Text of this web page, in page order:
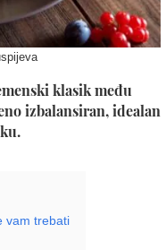
klasik među
izbalansiran, idealan
vam trebati